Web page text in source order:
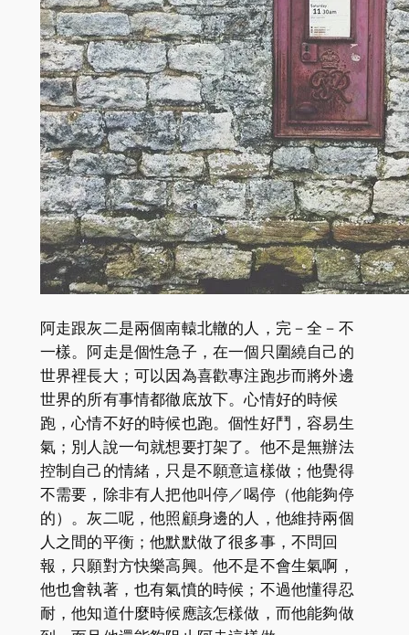
阿走跟灰二是兩個南轅北轍的人，完－全－不
一樣。阿走是個性急子，在一個只圍繞自己的
世界裡長大；可以因為喜歡專注跑步而將外邊
世界的所有事情都徹底放下。心情好的時候
跑，心情不好的時候也跑。個性好鬥，容易生
氣；別人說一句就想要打架了。他不是無辦法
控制自己的情緒，只是不願意這樣做；他覺得
不需要，除非有人把他叫停／喝停（他能夠停
的）。灰二呢，他照顧身邊的人，他維持兩個
人之間的平衡；他默默做了很多事，不問回
報，只願對方快樂高興。他不是不會生氣啊，
他也會執著，也有氣憤的時候；不過他懂得忍
耐，他知道什麼時候應該怎樣做，而他能夠做